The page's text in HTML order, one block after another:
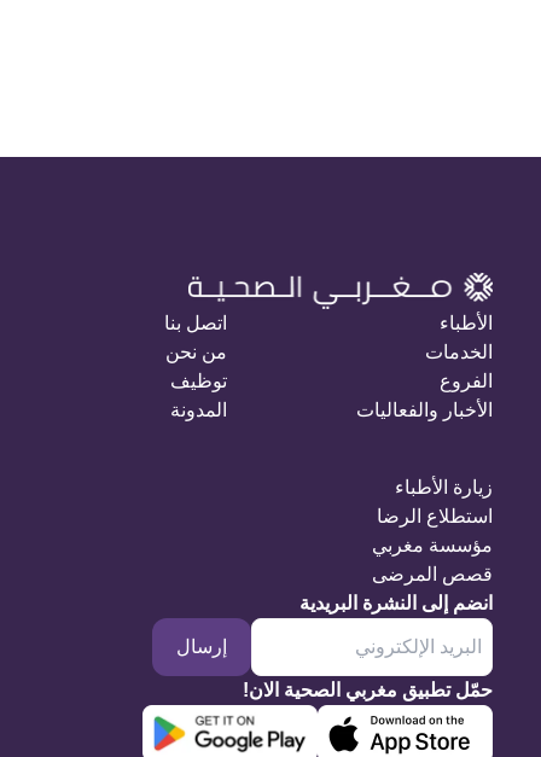
الأطباء
الخدمات
الفروع
الأخبار والفعاليات
اتصل بنا
من نحن
توظيف
المدونة
زيارة الأطباء
استطلاع الرضا
مؤسسة مغربي
قصص المرضى
انضم إلى النشرة البريدية
إرسال
حمّل تطبيق مغربي الصحية الان!